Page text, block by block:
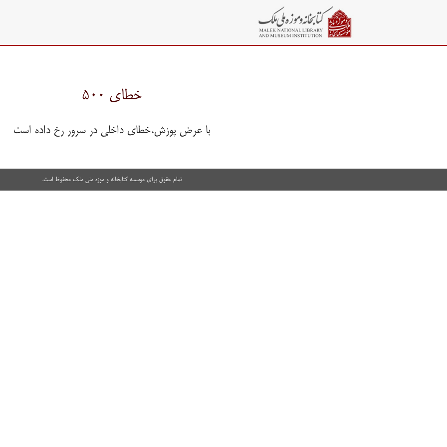
خطای ۵۰۰
با عرض پوزش،خطای داخلی در سرور رخ داده است
تمام حقوق برای موسسه کتابخانه و موزه ملی ملک محفوظ است.